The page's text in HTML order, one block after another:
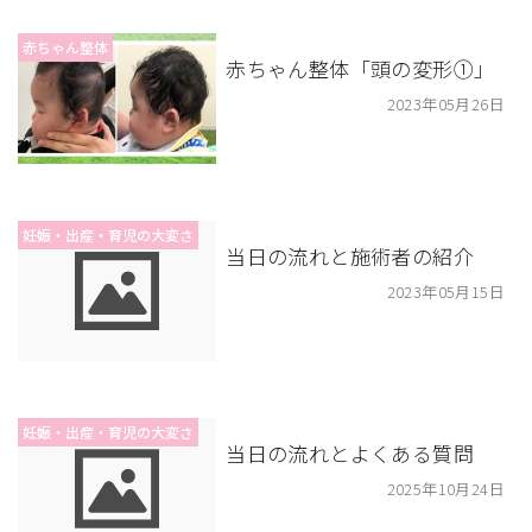
赤ちゃん整体
赤ちゃん整体「頭の変形①」
2023年05月26日
妊娠・出産・育児の大変さ
当日の流れと施術者の紹介
2023年05月15日
妊娠・出産・育児の大変さ
当日の流れとよくある質問
2025年10月24日